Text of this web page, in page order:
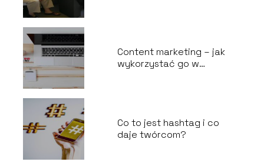
Content marketing – jak
wykorzystać go w
Co to jest hashtag i co
daje twórcom?